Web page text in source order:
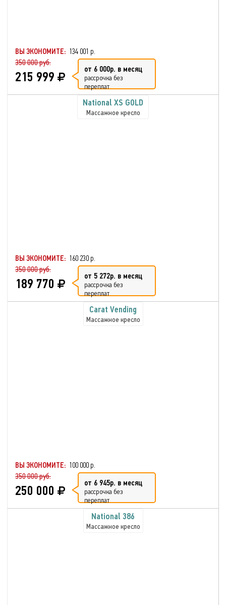
ВЫ ЭКОНОМИТЕ: 134 001 р.
350 000 руб.
215 999 от 6 000р. в месяц
рассрочка без
переплат
National XS GOLD
Массажное кресло
ВЫ ЭКОНОМИТЕ: 160 230 р.
350 000 руб.
189 770 от 5 272р. в месяц
рассрочка без
переплат
Carat Vending
Массажное кресло
ВЫ ЭКОНОМИТЕ: 100 000 р.
350 000 руб.
250 000 от 6 945р. в месяц
рассрочка без
переплат
National 386
Массажное кресло